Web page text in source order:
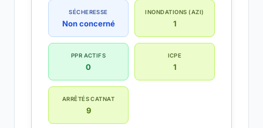
SÉCHERESSE
Non concerné
INONDATIONS (AZI)
1
PPR ACTIFS
0
ICPE
1
ARRÊTÉS CATNAT
9